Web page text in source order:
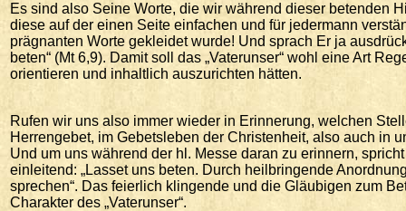
Es sind also Seine Worte, die wir während dieser betenden
diese auf der einen Seite einfachen und für jedermann
prägnanten Worte gekleidet wurde! Und sprach Er ja
beten“ (Mt 6,9). Damit soll das „Vaterunser“ wohl eine Art
orientieren und inhaltlich auszurichten hätten.
Rufen wir uns also immer wieder in Erinnerung, welchen
Herrengebet, im Gebetsleben der Christenheit, also auch in
Und um uns während der hl. Messe daran zu erinnern,
einleitend: „Lasset uns beten. Durch heilbringende
sprechen“. Das feierlich klingende und die Gläubigen zum
Charakter des „Vaterunser“.